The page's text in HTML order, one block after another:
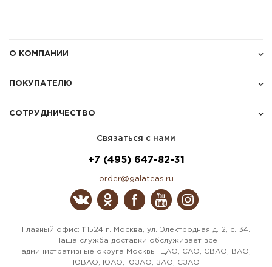
О КОМПАНИИ
ПОКУПАТЕЛЮ
СОТРУДНИЧЕСТВО
Связаться с нами
+7 (495) 647-82-31
order@galateas.ru
Главный офис: 111524 г. Москва, ул. Электродная д. 2, с. 34.
Наша служба доставки обслуживает все
административные округа Москвы: ЦАО, САО, СВАО, ВАО,
ЮВАО, ЮАО, ЮЗАО, ЗАО, СЗАО